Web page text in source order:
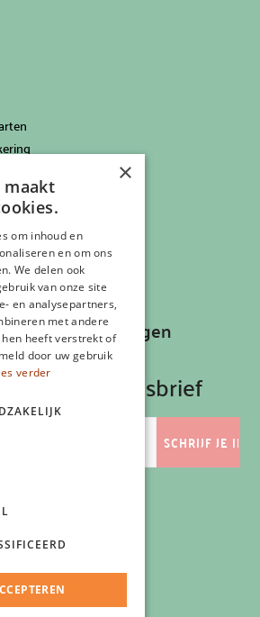
en aanbiedingen
onze nieuwsbrief
×
maakt
om inhoud en
en om ons
We delen ook
van onze site
en analysepartners,
met andere
heeft verstrekt of
door uw gebruik
verder